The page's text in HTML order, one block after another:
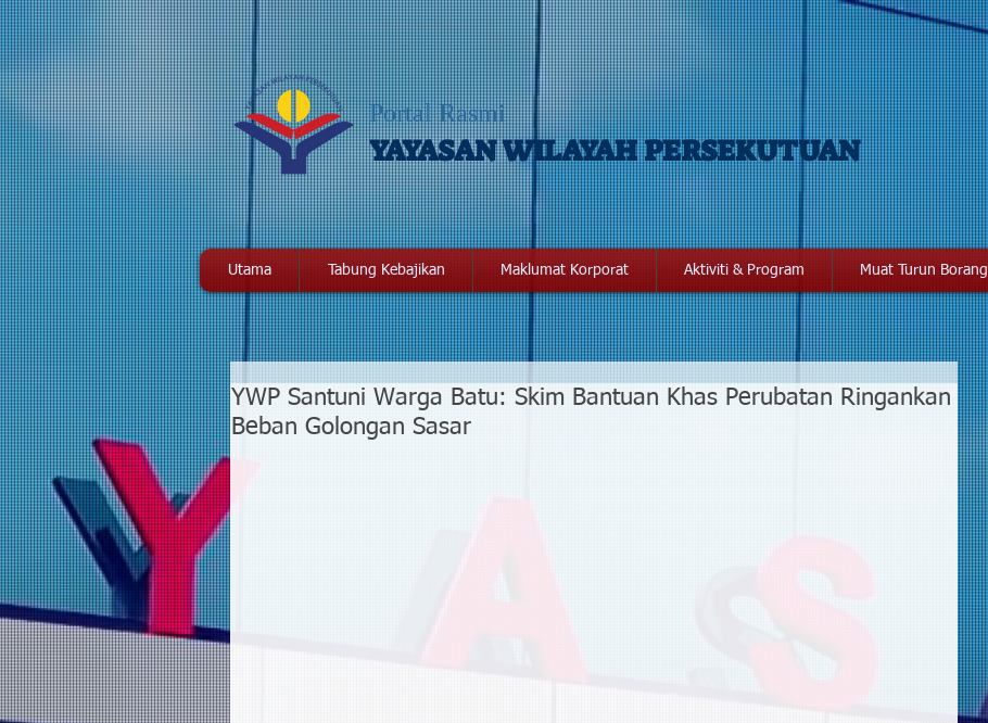
Portal Rasmi
YAYASAN WILAYAH PERSEKUTUAN
Utama Tabung Kebajikan Maklumat Korporat Aktiviti & Program Muat Turun Borang
YWP Santuni Warga Batu: Skim Bantuan Khas Perubatan Ringankan
Beban Golongan Sasar